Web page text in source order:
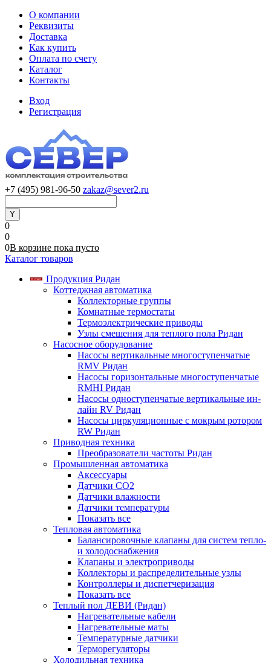
О компании
Реквизиты
Доставка
Как купить
Оплата по счету
Каталог
Контакты
Вход
Регистрация
+7 (495) 981-96-50 zakaz@sever2.ru
0
0
0В корзине пока пусто
Каталог товаров
Продукция Ридан
Коттеджная автоматика
Коллекторные группы
Комнатные термостаты
Термоэлектрические приводы
Узлы смешения для теплого пола Ридан
Насосное оборудование
Насосы вертикальные многоступенчатые
RMV Ридан
Насосы горизонтальные многоступенчатые
RMHI Ридан
Насосы одноступенчатые вертикальные ин-
лайн RV Ридан
Насосы циркуляционные с мокрым ротором
RW Ридан
Приводная техника
Преобразователи частоты Ридан
Промышленная автоматика
Аксессуары
Датчики CO2
Датчики влажности
Датчики температуры
Показать все
Тепловая автоматика
Балансировочные клапаны для систем тепло-
и холодоснабжения
Клапаны и электроприводы
Коллекторы и распределительные узлы
Контроллеры и диспетчеризация
Показать все
Теплый пол ДЕВИ (Ридан)
Нагревательные кабели
Нагревательные маты
Температурные датчики
Терморегуляторы
Холодильная техника